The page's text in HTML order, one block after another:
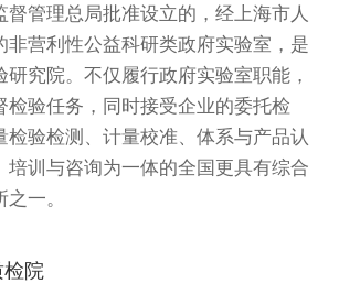
督管理总局批准设立的，经上海市人
非营利性公益科研类政府实验室，是
研究院。不仅履行政府实验室职能，
检验任务，同时接受企业的委托检
检验检测、计量校准、体系与产品认
培训与咨询为一体的全国更具有综合
一。
检院